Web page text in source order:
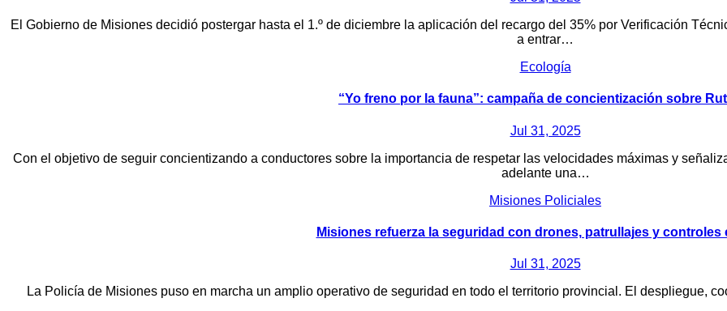
El Gobierno de Misiones decidió postergar hasta el 1.º de diciembre la aplicación del recargo del 35% por Verificación
a entrar…
Ecología
“Yo freno por la fauna”: campaña de concientización sobre
Jul 31, 2025
Con el objetivo de seguir concientizando a conductores sobre la importancia de respetar las velocidades máximas y
adelante una…
Misiones Policiales
Misiones refuerza la seguridad con drones, patrullajes y controles
Jul 31, 2025
La Policía de Misiones puso en marcha un amplio operativo de seguridad en todo el territorio provincial. El despliegue,